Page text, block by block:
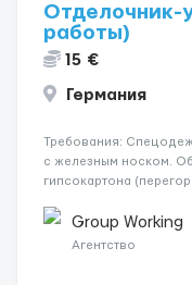
Отделочник-
работы)
15 €
Германия
Требования:
с железным носком.
гипсокартона
малярных работ
Штукатурные работы ...
Group Working
Агентство